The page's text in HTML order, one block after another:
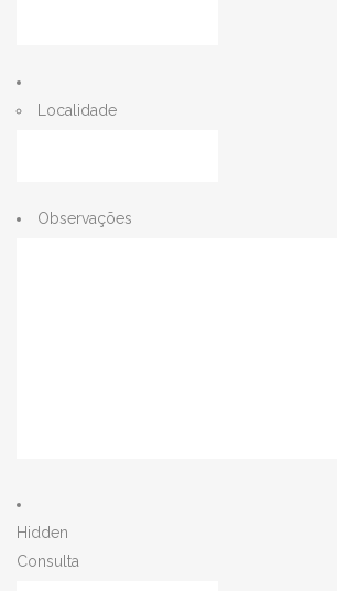
Localidade
Observações
Hidden
Consulta